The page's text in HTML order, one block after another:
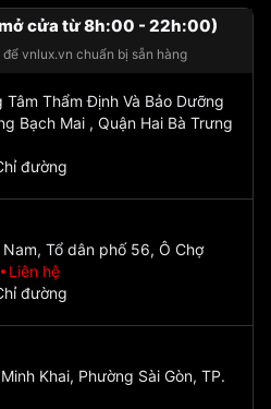
cửa từ 8h:00 - 22h:00)
vnlux.vn chuẩn bị sẵn hàng
Tâm Thẩm Định Và Bảo Dưỡng
Bạch Mai , Quận Hai Bà Trưng
đường
Tổ dân phố 56, Ô Chợ
Liên hệ
đường
Khai, Phường Sài Gòn, TP.